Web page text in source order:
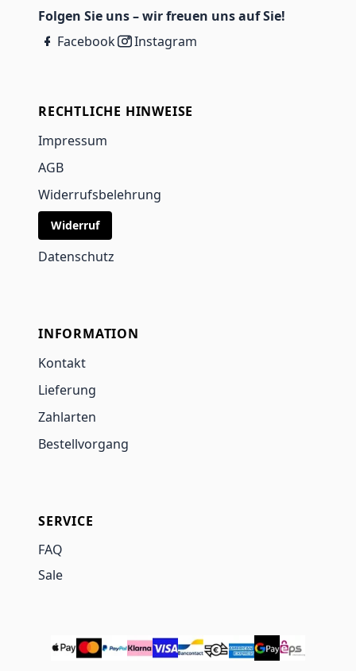
Folgen Sie uns – wir freuen uns auf Sie!
Facebook
Instagram
RECHTLICHE HINWEISE
Impressum
AGB
Widerrufsbelehrung
Widerruf
Datenschutz
INFORMATION
Kontakt
Lieferung
Zahlarten
Bestellvorgang
SERVICE
FAQ
Sale